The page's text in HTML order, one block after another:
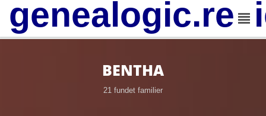
BENTHA
21 fundet familier